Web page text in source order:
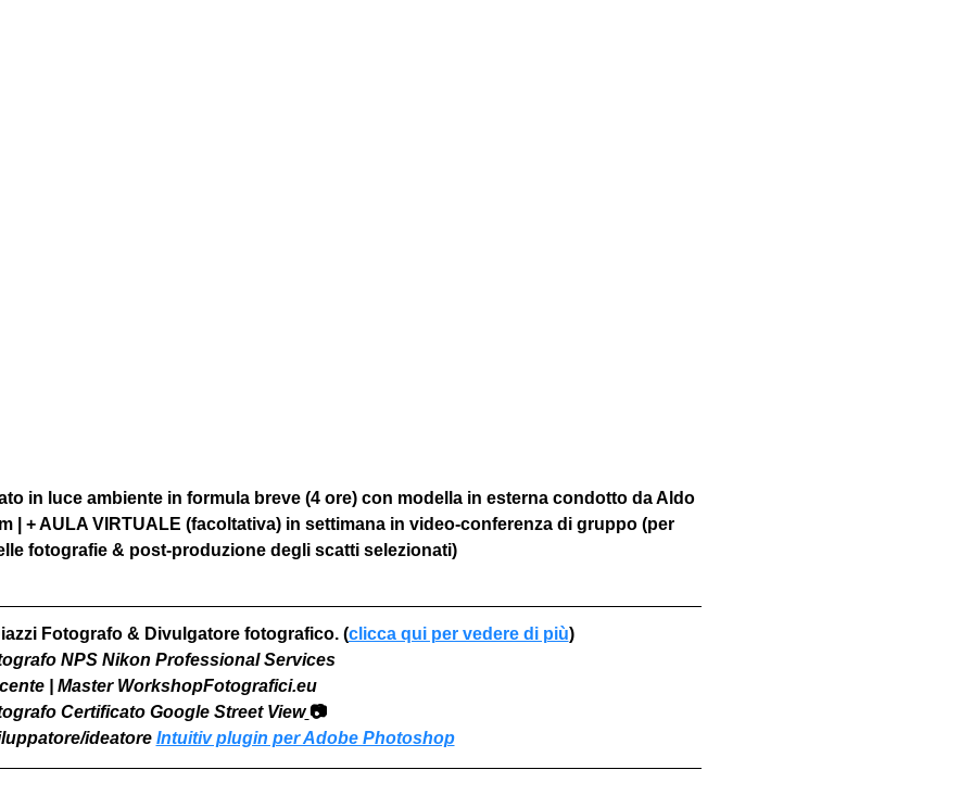
in luce ambiente in formula breve (4 ore) con modella in esterna condotto da Aldo
| + AULA VIRTUALE (facoltativa) in settimana in video-conferenza di gruppo (per
fotografie & post-produzione degli scatti selezionati)
Fotografo & Divulgatore fotografico. (clicca qui per vedere di più)
NPS Nikon Professional Services
| Master WorkshopFotografici.eu
Certificato Google Street View 📷
ideatore Intuitiv plugin per Adobe Photoshop